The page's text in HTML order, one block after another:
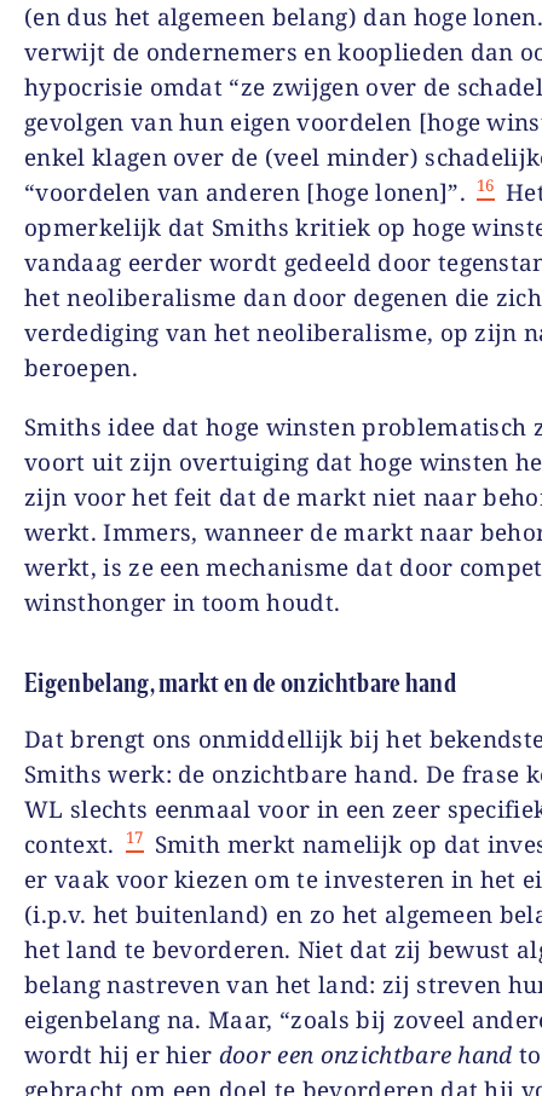
(en dus het algemeen belang) dan hoge
verwijt de ondernemers en kooplieden dan
hypocrisie omdat “ze zwijgen over de
gevolgen van hun eigen voordelen [hoge
enkel klagen over de (veel minder)
“voordelen van anderen [hoge lonen]”.
16
opmerkelijk dat Smiths kritiek op hoge
vandaag eerder wordt gedeeld door
het neoliberalisme dan door degenen die
verdediging van het neoliberalisme, op zijn
beroepen.
Smiths idee dat hoge winsten problematisch
voort uit zijn overtuiging dat hoge winsten
zijn voor het feit dat de markt niet naar
werkt. Immers, wanneer de markt naar
werkt, is ze een mechanisme dat door
winsthonger in toom houdt.
Eigenbelang, markt en de onzichtbare hand
Dat brengt ons onmiddellijk bij het
Smiths werk: de onzichtbare hand. De frase
WL slechts eenmaal voor in een zeer
context.
17
Smith merkt namelijk op dat
er vaak voor kiezen om te investeren in het
(i.p.v. het buitenland) en zo het algemeen
het land te bevorderen. Niet dat zij bewust
belang nastreven van het land: zij streven
eigenbelang na. Maar, “zoals bij zoveel
wordt hij er hier door een onzichtbare hand